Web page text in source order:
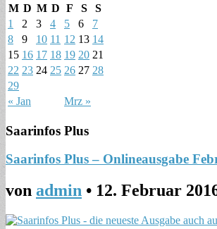
M D M D F S S
« Jan Mrz »
1 2 3 4 5 6
7
8
9 10 11 12 13 14
15 16 17 18 19 20 21
22 23 24 25 26 27 28
29
Saarinfos Plus
Saarinfos Plus – Onlineausgabe
von admin • 12. Februar